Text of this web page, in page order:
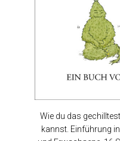
Wie du das
kannst. Einführung